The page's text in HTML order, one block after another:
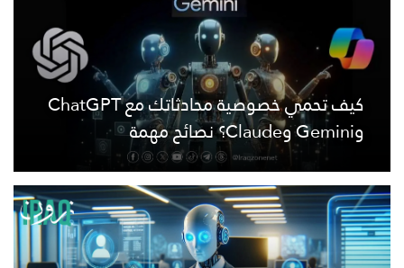
كيف تحمي خصوصية محادثاتك مع ChatGPT
وGemini وClaude؟ نصائح مهمة